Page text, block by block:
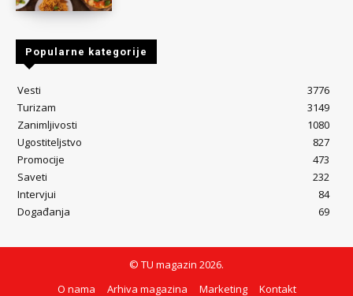
Popularne kategorije
Vesti
3776
Turizam
3149
Zanimljivosti
1080
Ugostiteljstvo
827
Promocije
473
Saveti
232
Intervjui
84
Događanja
69
© TU magazin 2026.
O nama
Arhiva magazina Marketing Kontakt